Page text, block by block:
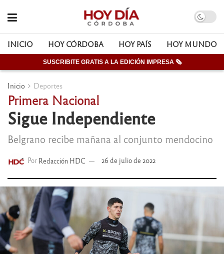
INICIO HOY CÓRDOBA HOY PAÍS HOY MUNDO
SUSCRIBITE GRATIS A LA EDICIÓN IMPRESA 🗞
Inicio Deportes
Primera Nacional
Sigue Independiente
Belgrano recibe mañana al conjunto mendocino
Por Redacción HDC 26 de julio de 2022